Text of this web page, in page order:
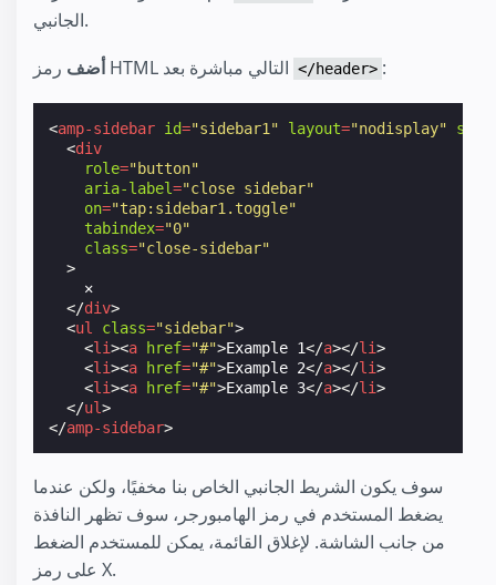
الجانبي.
أضف
</header> :
<amp-sidebar id="sidebar1" layout="nodisplay" side
<div
role="button"
aria-label="close sidebar"
on="tap:sidebar1.toggle"
tabindex="0"
class="close-sidebar"
>
    ✕
</div>
<ul class="sidebar">
<li><a href="#">Example 1</a></li>
<li><a href="#">Example 2</a></li>
<li><a href="#">Example 3</a></li>
</ul>
</amp-sidebar>
سوف يكون الشريط الجانبي الخاص بنا مخفيًا، ولكن عندما
يضغط المستخدم في رمز الهامبورجر، سوف تظهر النافذة
من جانب الشاشة. لإغلاق القائمة، يمكن للمستخدم الضغط
على رمز X.